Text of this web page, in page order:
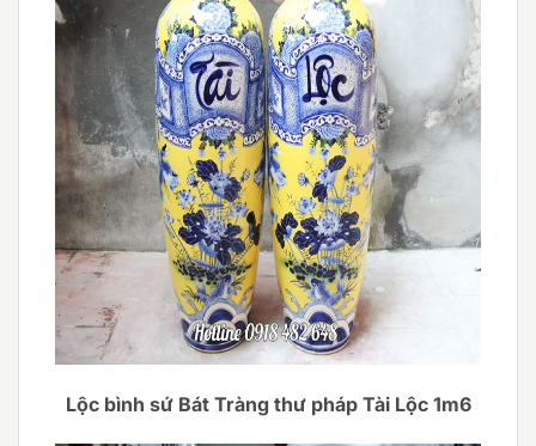
Lộc bình sứ Bát Tràng thư pháp Tài Lộc 1m6